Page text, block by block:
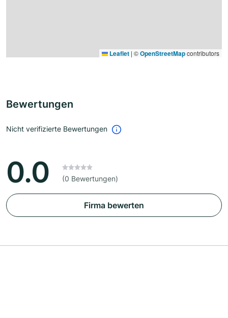
Leaflet | ©OpenStreetMapcontributors
Bewertungen
Nicht verifizierte Bewertungen
0.0 (0 Bewertungen)
Firma bewerten